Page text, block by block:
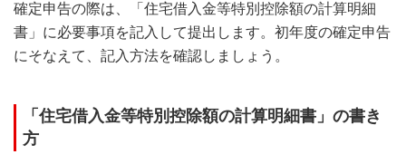
確定申告の際は、「住宅借入金等特別控除額の計算明細
書」に必要事項を記入して提出します。初年度の確定申告
にそなえて、記入方法を確認しましょう。
「住宅借入金等特別控除額の計算明細書」の書き
方